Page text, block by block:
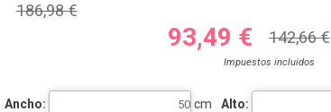
186,98 €
93,49 € 142,66 €
Impuestos incluidos
Ancho: cm Alto: